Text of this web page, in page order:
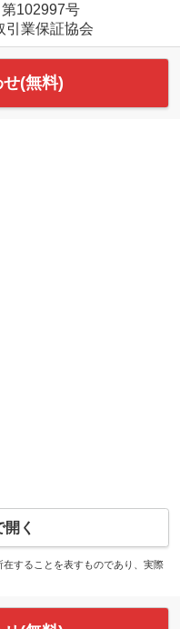
102997号
引業保証協会
(無料)
く
することを表すものであり、実際